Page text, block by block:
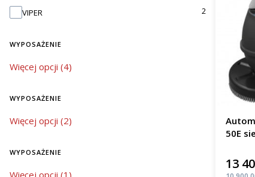
VIPER 2
WYPOSAŻENIE
wyposażenie
Więcej opcji (4)
WYPOSAŻENIE
wyposażenie
Więcej opcji (2)
WYPOSAŻENIE
wyposażenie
50E
Cena
13